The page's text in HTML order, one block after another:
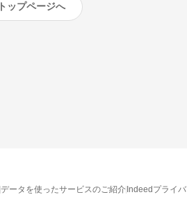
トップページへ
締切：なし
データを使ったサービスのご紹介 Indeedプライ